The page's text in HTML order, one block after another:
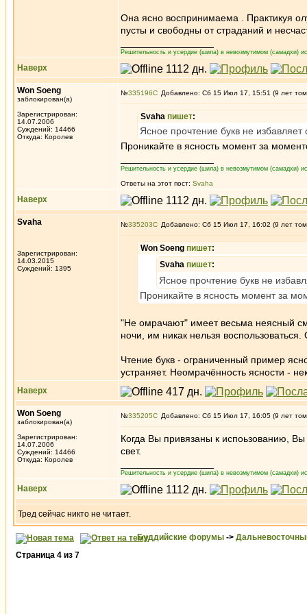
Она ясно воспринимаема . Практикуя
пусты и свободны от страданий и
Решительность и усердие (шила) в невозмутимом (самадхи)
Наверх
Won Soeng
заблокирован(а)
Зарегистрирован:
14.07.2006
Суждений: 14466
Откуда: Королев
№335196 Добавлено: Сб 15 Июл 17, 15:51 (9 лет
Svaha пишет:
Ясное прочтение букв не
Проникайте в ясность момент за
Решительность и усердие (шила) в невозмутимом (самадхи)
Ответы на этот пост: Svaha
Наверх
Svaha
Зарегистрирован:
14.03.2015
Суждений: 1395
№335203 Добавлено: Сб 15 Июл 17, 16:02 (9 лет
Won Soeng пишет:
Svaha пишет:
Ясное прочтение букв не
Проникайте в ясность момент за
"Не омрачают" имеет весьма неясный
ночи, им никак нельзя
Чтение букв - ограниченный пример
устраняет. Неомрачённость ясности -
Наверх
Won Soeng
заблокирован(а)
Зарегистрирован:
14.07.2006
Суждений: 14466
Откуда: Королев
№335205 Добавлено: Сб 15 Июл 17, 16:05 (9 лет
Когда Вы привязаны к испоьзованию,
свет.
Решительность и усердие (шила) в невозмутимом (самадхи)
Наверх
Тред сейчас никто не читает.
Буддийские форумы ->
Страница 4 из 7